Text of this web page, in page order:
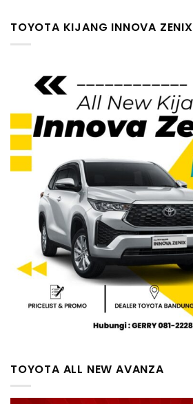
TOYOTA KIJANG INNOVA ZENIX
TOYOTA ALL NEW AVANZA